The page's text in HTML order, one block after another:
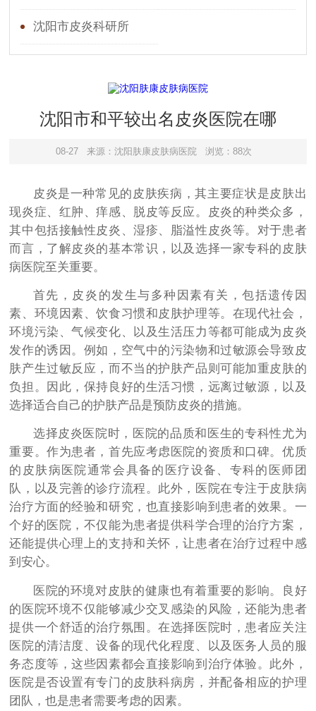
果好沈阳市皮炎科研所
沈阳市和平较出名皮炎医院在哪
08-27 来源：沈阳肤康皮肤病医院 浏览：88次
皮炎是一种常见的皮肤疾病，其主要症状是皮肤出
现炎症、红肿、痒感、脱皮等反应。皮炎的种类众多，
其中包括接触性皮炎、湿疹、脂溢性皮炎等。对于患者
而言，了解皮炎的基本常识，以及选择一家专科的皮肤
病医院至关重要。
首先，皮炎的发生与多种因素有关，包括遗传因
素、环境因素、饮食习惯和皮肤护理等。在现代社会，
环境污染、气候变化、以及生活压力等都可能成为皮炎
发作的诱因。例如，空气中的污染物和过敏源会导致皮
肤产生过敏反应，而不当的护肤产品则可能加重皮肤的
负担。因此，保持良好的生活习惯，远离过敏源，以及
选择适合自己的护肤产品是预防皮炎的措施。
选择皮炎医院时，医院的品质和医生的专科性尤为
重要。作为患者，首先应考虑医院的资质和口碑。优质
的皮肤病医院通常会具备的医疗设备、专科的医师团
队，以及完善的诊疗流程。此外，医院在专注于皮肤病
治疗方面的经验和研究，也直接影响到患者的效果。一
个好的医院，不仅能为患者提供科学合理的治疗方案，
还能提供心理上的支持和关怀，让患者在治疗过程中感
到安心。
医院的环境对皮肤的健康也有着重要的影响。良好
的医院环境不仅能够减少交叉感染的风险，还能为患者
提供一个舒适的治疗氛围。在选择医院时，患者应关注
医院的清洁度、设备的现代化程度、以及医务人员的服
务态度等，这些因素都会直接影响到治疗体验。此外，
医院是否设置有专门的皮肤科病房，并配备相应的护理
团队，也是患者需要考虑的因素。